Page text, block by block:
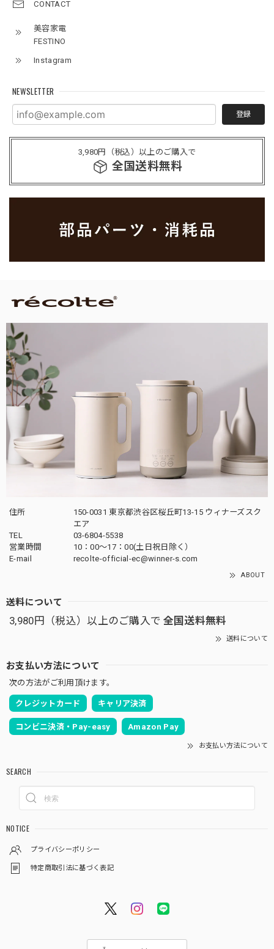
CONTACT
美容家電
FESTINO
Instagram
NEWSLETTER
登録
3,980円（税込）以上のご購入で
全国送料無料
住所
150-0031 東京都渋谷区桜丘町13-15 ウィナーズスク
エア
TEL
03-6804-5538
営業時間
10：00〜17：00(土日祝日除く）
E-mail
recolte-official-ec@winner-s.com
ABOUT
送料について
3,980円（税込）以上のご購入で 全国送料無料
送料について
お支払い方法について
次の方法がご利用頂けます。
クレジットカード キャリア決済
コンビニ決済・Pay-easy Amazon Pay
お支払い方法について
SEARCH
NOTICE
プライバシーポリシー
特定商取引法に基づく表記